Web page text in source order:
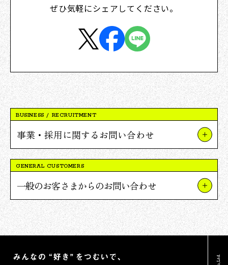
ぜひ気軽にシェアしてください。
BUSINESS / RECRUITMENT
事業・採用に関するお問い合わせ
事業やプロジェクトについて
報道関連・ご取材等について
その他のお問い合わせ
GENERAL CUSTOMERS
一般のお客さまからのお問い合わせ
TSUTAYAについて
蔦屋書店について